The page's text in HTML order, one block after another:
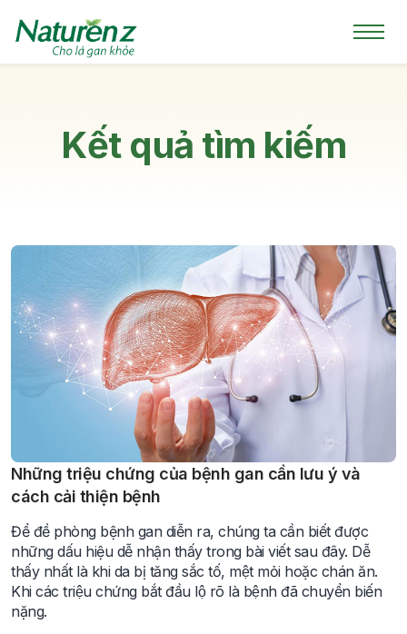
Kết quả tìm kiếm
Những triệu chứng của bệnh gan cần lưu ý và
cách cải thiện bệnh
Để đề phòng bệnh gan diễn ra, chúng ta cần biết được
những dấu hiệu dễ nhận thấy trong bài viết sau đây. Dễ
thấy nhất là khi da bị tăng sắc tố, mệt mỏi hoặc chán ăn.
Khi các triệu chứng bắt đầu lộ rõ là bệnh đã chuyển biến
nặng.